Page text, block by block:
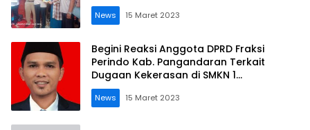
News 15 Maret 2023
Begini Reaksi Anggota DPRD Fraksi
Perindo Kab. Pangandaran Terkait
Dugaan Kekerasan di SMKN 1
PADAHERANG
News 15 Maret 2023